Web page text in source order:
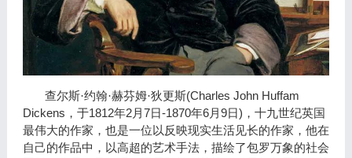
查尔斯·约翰·赫芬姆·狄更斯(Charles John Huffam
Dickens ，于1812年2月 7日-1870年6月 9日) ，十九世纪英国
最伟大的作家，也是一位以反映现实生活见长的作家，他在
自己的作品中，以高超的艺术手法，描绘了包罗万象的社会